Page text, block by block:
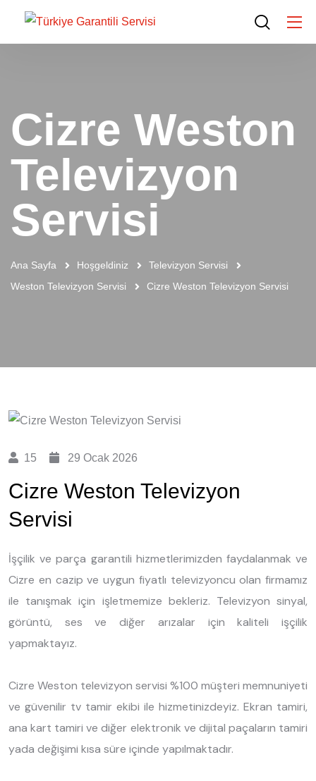
Cizre Weston
Televizyon
Servisi
Ana Sayfa Hoşgeldiniz
Televizyon Servisi
Weston Televizyon Servisi
Cizre Weston Televizyon Servisi
15 29 Ocak 2026
Cizre Weston Televizyon
Servisi
İşçilik ve parça garantili hizmetlerimizden faydalanmak ve
Cizre en cazip ve uygun fiyatlı televizyoncu olan firmamız
ile tanışmak için işletmemize bekleriz. Televizyon sinyal,
görüntü, ses ve diğer arızalar için kaliteli işçilik
yapmaktayız.
Cizre Weston televizyon servisi %100 müşteri memnuniyeti
ve güvenilir tv tamir ekibi ile hizmetinizdeyiz. Ekran tamiri,
ana kart tamiri ve diğer elektronik ve dijital paçaların tamiri
yada değişimi kısa süre içinde yapılmaktadır.